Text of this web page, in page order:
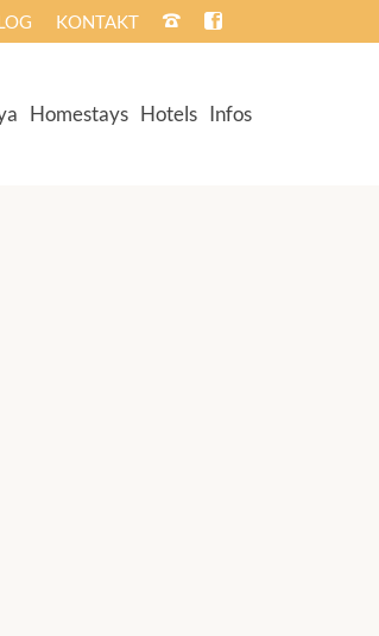
KONTAKT
Homestays Hotels Infos